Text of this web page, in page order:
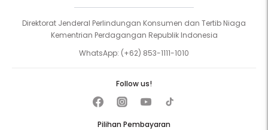
Direktorat Jenderal Perlindungan Konsumen dan Tertib Niaga
Kementrian Perdagangan Republik Indonesia
WhatsApp: (+62) 853-1111-1010
Pilihan Pembayaran
Follow us!